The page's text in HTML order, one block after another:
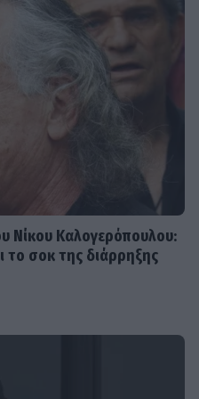
Το
τους
Νίκου Καλογερόπουλου:
το σοκ της διάρρηξης